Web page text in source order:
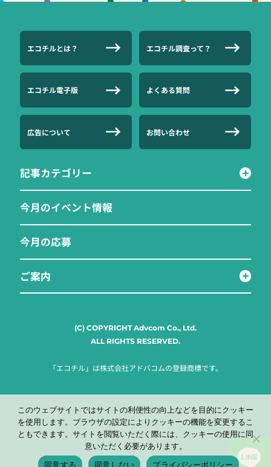
エコチルとは？ エコチル調査って？
エコチル電子版 よくある質問
広告について お問い合わせ
記事カテゴリー
今月のイベント情報
今月の応募
ご案内
(C) COPYRIGHT Advcom Co., Ltd.
ALL RIGHTS RESERVED.
「エコチル」は株式会社アドバコムの登録商標です。
このウェブサイトではサイトの利便性の向上などを目的にクッキー
を使用します。ブラウザの設定によりクッキーの機能を変更するこ
ともできます。サイトを閲覧いただく際には、クッキーの使用に同
意いただく必要があります。
同意する
同意しない プライバシーポリシー